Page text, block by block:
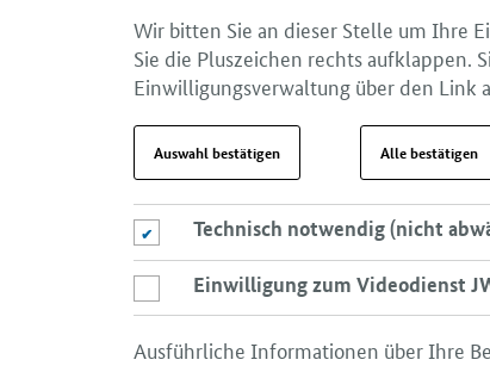
Wir bitten Sie an dieser Stelle um Ihre
Sie die Pluszeichen rechts
Einwilligungsverwaltung über den Link
Auswahl bestätigen Alle bestätigen
Technisch notwendig (nicht
Technisch notwendig (nicht
Einwilligung zum Videodienst JW-
Einwilligung zum Videodienst
Ausführliche Informationen über Ihre